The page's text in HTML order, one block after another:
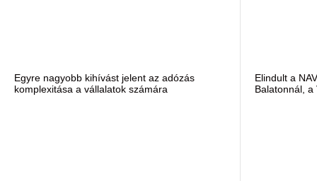
Egyre nagyobb kihívást jelent az adózás
komplexitása a vállalatok számára
Elindult a
Balatonnál, a